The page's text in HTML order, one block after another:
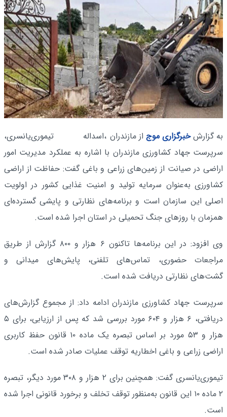
به گزارشخبرگزاری موج از مازندران ،اسداله تیموری‌یانسری،
سرپرست جهاد کشاورزی مازندران با اشاره به عملکرد مدیریت امور
اراضی در صیانت از زمین‌های زراعی و باغی گفت: حفاظت از اراضی
کشاورزی به‌عنوان سرمایه تولید و امنیت غذایی کشور در اولویت
اصلی این سازمان است و برنامه‌های نظارتی و پایشی گسترده‌ای
همزمان با روز‌های جنگ تحمیلی در استان اجرا شده است.
وی افزود: در این برنامه‌ها تاکنون ۶ هزار و ۸۰۰ گزارش از طریق
مراجعات حضوری، تماس‌های تلفنی، پایش‌های میدانی و
گشت‌های نظارتی دریافت شده است.
سرپرست جهاد کشاورزی مازندران ادامه داد: از مجموع گزارش‌های
دریافتی، ۶ هزار و ۶۰۴ مورد بررسی شد که پس از ارزیابی، برای ۵
هزار و ۵۳ مورد بر اساس تبصره یک ماده ۱۰ قانون حفظ کاربری
اراضی زراعی و باغی اخطاریه توقف عملیات صادر شده است.
تیموری‌یانسری گفت: همچنین برای ۲ هزار و ۳۰۸ مورد دیگر، تبصره
۲ ماده ۱۰ این قانون به‌منظور توقف تخلف و برخورد قانونی اجرا شده
است.